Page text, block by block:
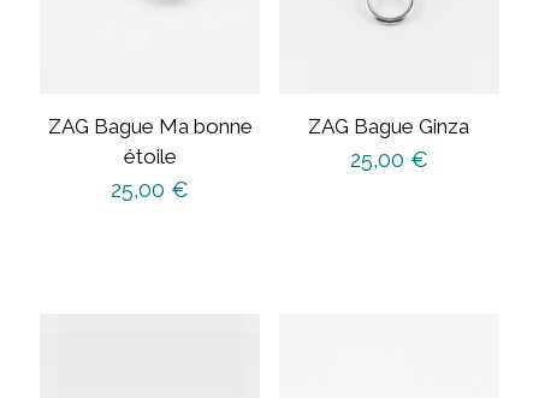
ZAG Bague Ma bonne
étoile
25,00 €
ZAG Bague Ginza
25,00 €